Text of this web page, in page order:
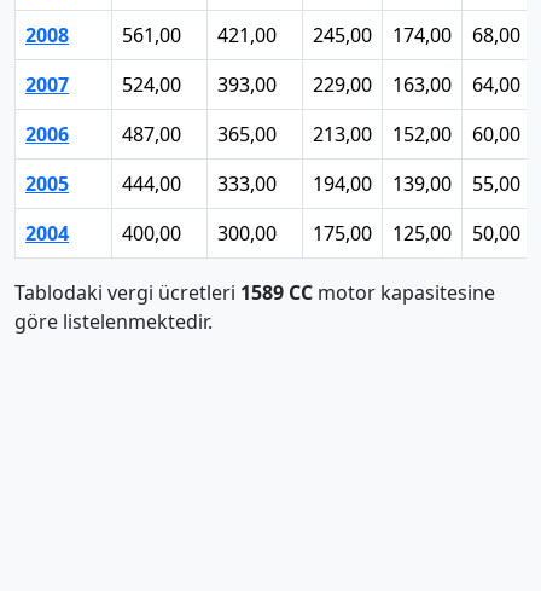
2008
561,00 421,00 245,00 174,00
68,00
2007
524,00 393,00 229,00 163,00
64,00
2006
487,00 365,00 213,00 152,00
60,00
2005
444,00 333,00 194,00 139,00
55,00
2004
400,00 300,00 175,00 125,00 50,00
Tablodaki vergi ücretleri 1589 CC motor kapasitesine
göre listelenmektedir.